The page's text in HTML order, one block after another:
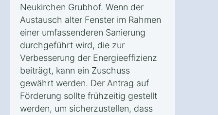
Neukirchen Grubhof. Wenn der
Austausch alter Fenster im Rahmen
einer umfassenderen Sanierung
durchgeführt wird, die zur
Verbesserung der Energieeffizienz
beiträgt, kann ein Zuschuss
gewährt werden. Der Antrag auf
Förderung sollte frühzeitig gestellt
werden, um sicherzustellen, dass